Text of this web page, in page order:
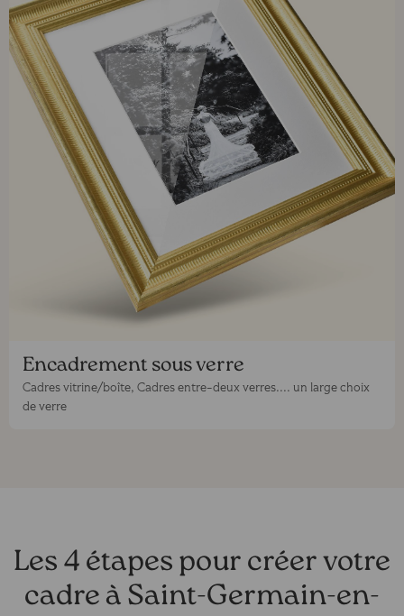
Encadrement sous verre
Cadres vitrine/boîte, Cadres entre-deux verres.... un large choix
de verre
Les 4 étapes pour créer votre
cadre à Saint-Germain-en-